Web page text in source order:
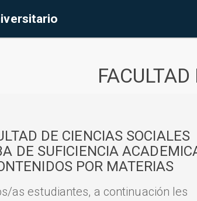
DE CIENCIAS SOCIALES
DE SUFICIENCIA
POR MATERIAS
as estudiantes, a continuación les